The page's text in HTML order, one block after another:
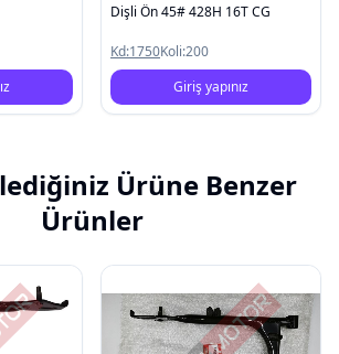
Dişli Ön 45# 428H 16T CG
Kd:1750Koli:200
Giriş yapınız
Ürüne Benzer
Ürünler